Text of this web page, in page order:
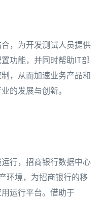
，为开发测试人员提供
功能，并同时帮助IT部
，从而加速业务产品和
的发展与创新。
行，招商银行数据中心
环境，为招商银行的移
运行平台。借助于